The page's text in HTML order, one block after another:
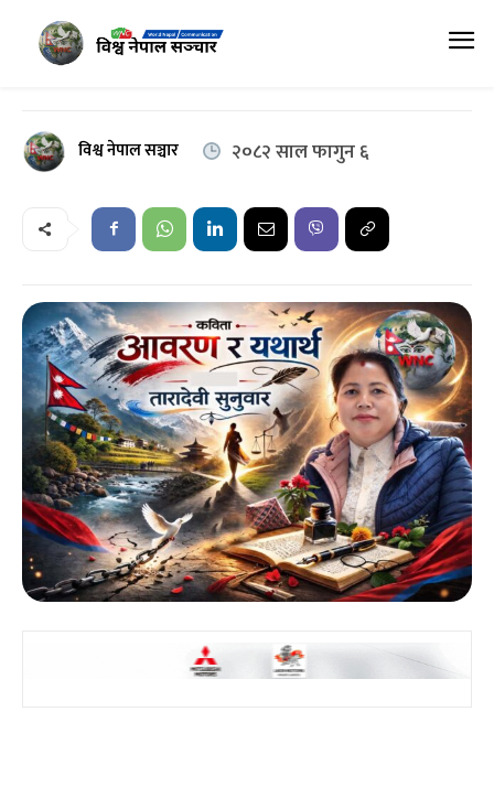
विश्व नेपाल सञ्चार २०८२ साल फागुन ६